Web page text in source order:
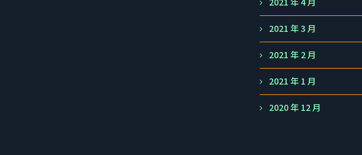
2021 年 3 月
2021 年 2 月
2021 年 1 月
2020 年 12 月